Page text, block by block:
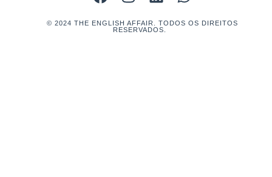
© 2024 THE ENGLISH AFFAIR. TODOS OS DIREITOS
RESERVADOS.